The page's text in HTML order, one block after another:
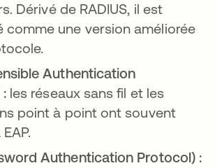
Dérivé de RADIUS, il est
comme une version améliorée
Authentication
les réseaux sans fil et les
point à point ont souvent
Authentication Protocol) :